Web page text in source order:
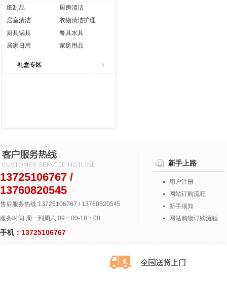
纸制品
厨房清洁
居室清洁
衣物清洁护理
厨具锅具
餐具水具
居家日用
家纺用品
礼盒专区
13725106767 /
13760820545
售后服务热线:13725106767 / 13760820545
服务时间:周一到周六 09：00-18：00
手机： 13725106767
新手上路
用户注册
网站订购流程
新手须知
网站购物订购流程